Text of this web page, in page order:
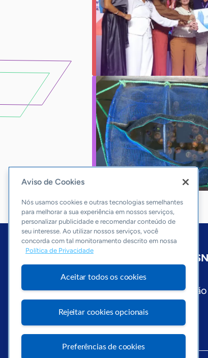
Início Sobre a ASN
Economia & Política
Visite o Portal Sebrae
Aviso de Cookies
Nós usamos cookies e outras tecnologias semelhantes
para melhorar a sua experiência em nossos serviços,
personalizar publicidade e recomendar conteúdo de
seu interesse. Ao utilizar nossos serviços, você
concorda com tal monitoramento descrito em nossa
Política de Privacidade
Aceitar todos os cookies
Rejeitar cookies opcionais
Preferências de cookies